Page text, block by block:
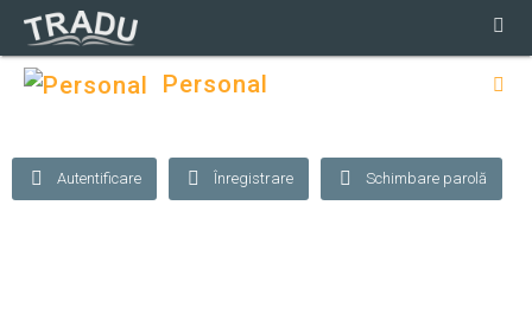
Personal
Autentificare Înregistrare Schimbare parolă